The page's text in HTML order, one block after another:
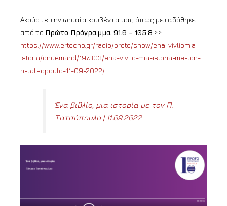
Ακούστε την ωριαία κουβέντα μας όπως μεταδόθηκε
από το Πρώτο Πρόγραμμα 91.6 – 105.8 >>
https://www.ertecho.gr/radio/proto/show/ena-vivliomia-
istoria/ondemand/197303/ena-vivlio-mia-istoria-me-ton-
p-tatsopoulo-11-09-2022/
Ένα βιβλίο, μια ιστορία με τον Π.
Τατσόπουλο | 11.09.2022